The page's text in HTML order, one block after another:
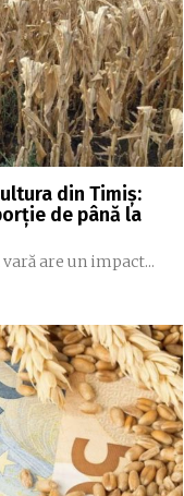
din Timiș:
de până la
are un impact...